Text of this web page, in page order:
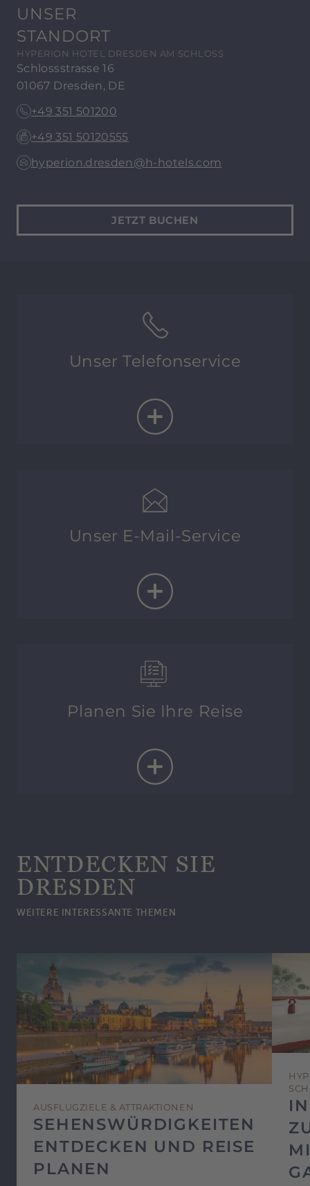
Gehminuten bis zur Brühlschen Terrasse, die
UNSER
STANDORT
HYPERION HOTEL DRESDEN AM SCHLOSS
Schlossstrasse 16
01067 Dresden , DE
+49 351 501200
+49 351 50120555
hyperion.dresden@h-hotels.com
JETZT BUCHEN
Unser Telefonservice
Unser E-Mail-Service
hyperion.dresden@h-hotels.com
Planen Sie Ihre Reise
ENTDECKEN SIE
DRESDEN
WEITERE INTERESSANTE THEMEN
AUSFLUGZIELE & ATTRAKTIONEN
SEHENSWÜRDIGKEITEN
ENTDECKEN UND REISE
PLANEN